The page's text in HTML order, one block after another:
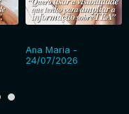
Ana Maria -
24/07/2026